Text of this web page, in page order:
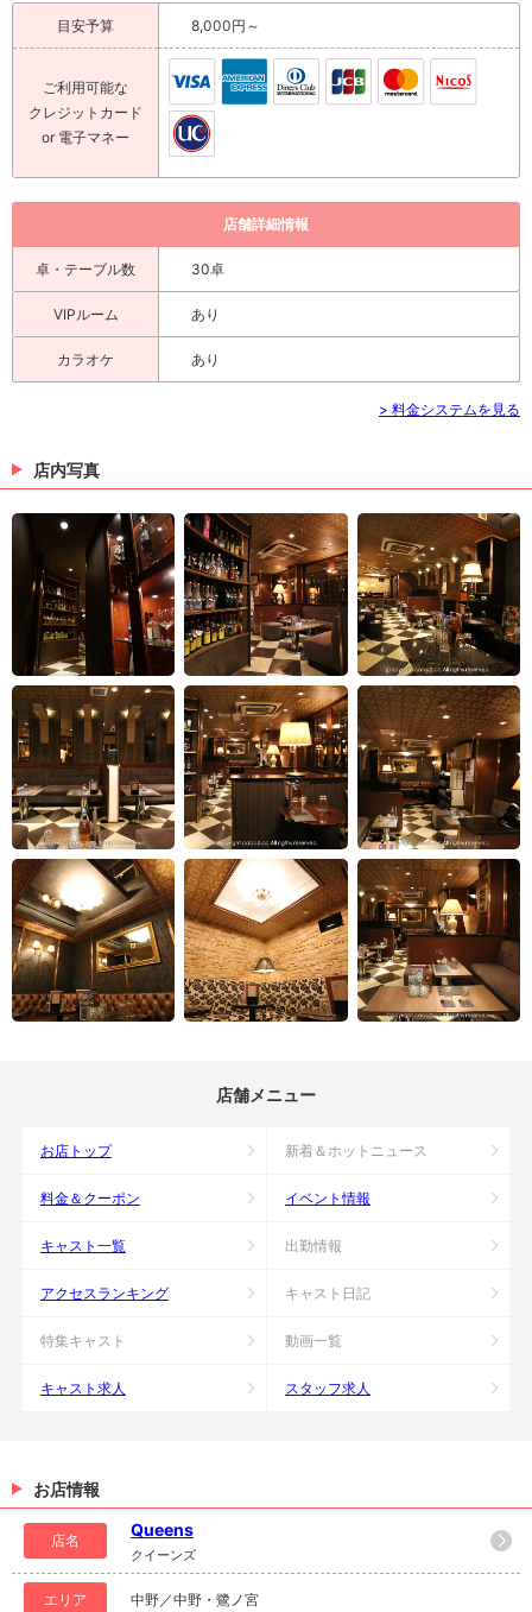
目安予算 8,000円～
ご利用可能な
クレジットカード
or 電子マネー
店舗詳細情報
卓・テーブル数 30卓
VIPルーム あり
カラオケ あり
> 料金システムを見る
店内写真
店舗メニュー
お店トップ 新着＆ホットニュース
料金＆クーポン イベント情報
キャスト一覧 出勤情報
アクセスランキング キャスト日記
特集キャスト 動画一覧
キャスト求人 スタッフ求人
お店情報
店名
Queens
クイーンズ
エリア 中野／中野・鷺ノ宮